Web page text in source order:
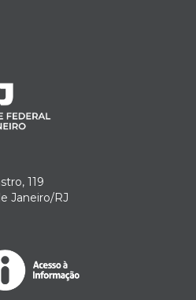
119
Janeiro/RJ